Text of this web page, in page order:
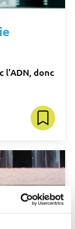
l'ADN, donc